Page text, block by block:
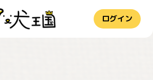
ログイン